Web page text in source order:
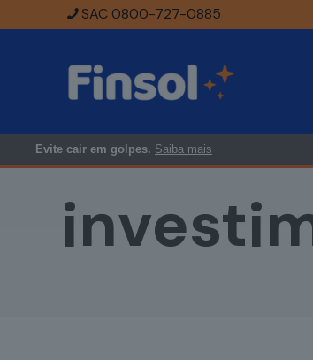
SAC 0800-727-0885
Evite cair em golpes. Saiba mais